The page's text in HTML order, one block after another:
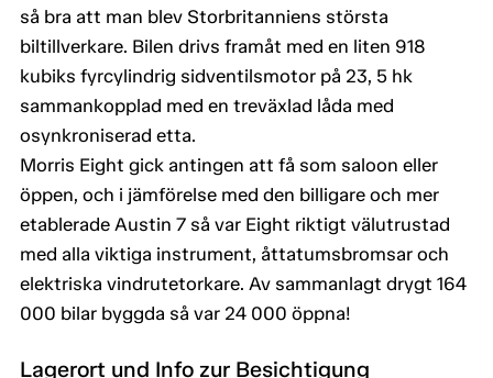
så bra att man blev Storbritanniens största
biltillverkare. Bilen drivs framåt med en liten 918
kubiks fyrcylindrig sidventilsmotor på 23, 5 hk
sammankopplad med en treväxlad låda med
osynkroniserad etta.
Morris Eight gick antingen att få som saloon eller
öppen, och i jämförelse med den billigare och mer
etablerade Austin 7 så var Eight riktigt välutrustad
med alla viktiga instrument, åttatumsbromsar och
elektriska vindrutetorkare. Av sammanlagt drygt 164
000 bilar byggda så var 24 000 öppna!
Lagerort und Info zur Besichtigung